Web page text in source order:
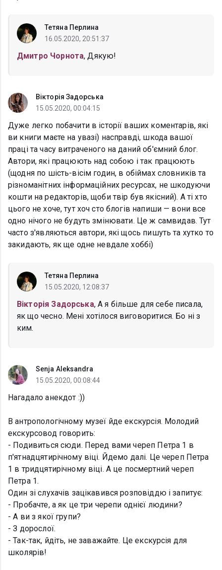
Тетяна Перлина
16.05.2020, 20:51:37
Дмитро Чорнота, Дякую!
Вікторія Задорська
15.05.2020, 00:04:15
Дуже легко побачити в історії ваших коментарів, які
ви книги маєте на увазі) насправді, шкода вашої
праці та часу витраченого на даний об'ємний блог.
Автори, які працюють над собою і так працюють
(щодня по шість-вісім годин, в обіймах словників та
різноманітних інформаційних ресурсах, не шкодуючи
кошти на редакторів, щоби твір був якісний). А ті хто
цього не хоче, тут хоч сто блогів напиши — вони все
одно нічого не будуть змінювати. Це ж самвидав. Тут
часто з'являються автори, які щось пишуть та хутко то
закидають, як ще одне невдале хоббі)
Тетяна Перлина
15.05.2020, 12:08:37
Вікторія Задорська, А я більше для себе писала,
як що чесно. Мені хотілося виговоритися. Бо ні з
ким.
Senja Aleksandra
15.05.2020, 00:08:44
Нагадало анекдот :))
В антропологічному музеї йде екскурсія. Молодий
екскурсовод говорить:
- Подивиться сюди. Перед вами череп Петра 1 в
п'ятнадцятирічному віці. Йдемо далі. Це череп Петра
1 в тридцятирічному віці. А це посмертний череп
Петра 1.
Один зі слухачів зацікавився розповіддю і запитує:
- Пробачте, а як це три черепи однієї людини?
- А ви з якої групи?
- З дорослої.
- Так-так, йдіть, не заважайте. Це екскурсія для
школярів!